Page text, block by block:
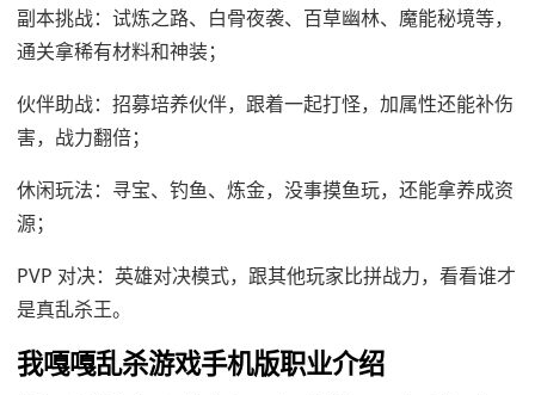
副本挑战：试炼之路、白骨夜袭、百草幽林、魔能秘境等，
通关拿稀有材料和神装；
伙伴助战：招募培养伙伴，跟着一起打怪，加属性还能补伤
害，战力翻倍；
休闲玩法：寻宝、钓鱼、炼金，没事摸鱼玩，还能拿养成资
源；
PVP 对决：英雄对决模式，跟其他玩家比拼战力，看看谁才
是真乱杀王。
我嘎嘎乱杀游戏手机版职业介绍